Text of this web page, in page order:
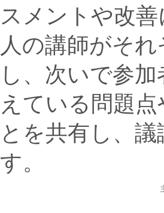
スメントや改
人の講師がそ
し、次いで参
えている問題
とを共有し、
す。